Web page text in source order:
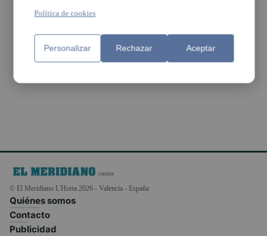
‘Valencia Music
Experience’, un
València
© El Meridiano L'Horta 2026 - Valencia - España
Quiénes somos
Contacto
Publicidad
Política de cookies
Personalizar Rechazar Aceptar